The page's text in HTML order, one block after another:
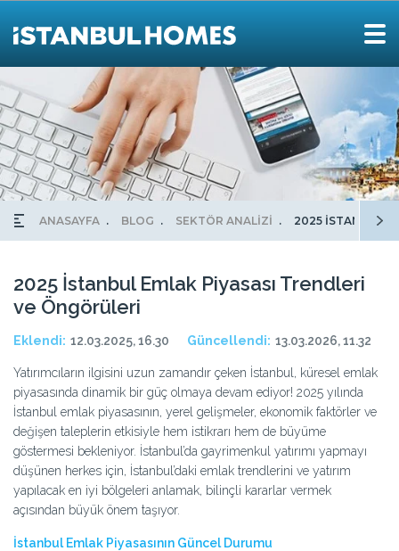
ANASAYFA BLOG SEKTÖR ANALİZİ 2025 İSTANBUL
2025 İstanbul Emlak Piyasası Trendleri
ve Öngörüleri
Eklendi: 12.03.2025, 16.30 Güncellendi: 13.03.2026, 11.32
Yatırımcıların ilgisini uzun zamandır çeken İstanbul, küresel emlak
piyasasında dinamik bir güç olmaya devam ediyor! 2025 yılında
İstanbul emlak piyasasının, yerel gelişmeler, ekonomik faktörler ve
değişen taleplerin etkisiyle hem istikrarı hem de büyüme
göstermesi bekleniyor. İstanbul’da gayrimenkul yatırımı yapmayı
düşünen herkes için, İstanbul’daki emlak trendlerini ve yatırım
yapılacak en iyi bölgeleri anlamak, bilinçli kararlar vermek
açısından büyük önem taşıyor.
İstanbul Emlak Piyasasının Güncel Durumu